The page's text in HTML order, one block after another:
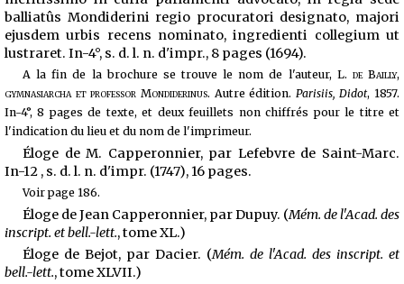
balliatûs Mondiderini regio procuratori designato, majori
ejusdem urbis recens nominato, ingredienti collegium ut
lustraret. In-4°, s. d. l. n. d'impr., 8 pages (1694).
A la fin de la brochure se trouve le nom de l'auteur, L. de Bailly,
gymnasiarcha et professor Mondiderinus. Autre édition. Parisiis, Didot, 1857.
In-4°, 8 pages de texte, et deux feuillets non chiffrés pour le titre et
l'indication du lieu et du nom de l'imprimeur.
Éloge de M. Capperonnier, par Lefebvre de Saint-Marc.
In-12 , s. d. l. n. d'impr. (1747), 16 pages.
Voir page 186.
Éloge de Jean Capperonnier, par Dupuy. (Mém. de l'Acad. des
inscript. et bell.-lett., tome XL.)
Éloge de Bejot, par Dacier. (Mém. de l'Acad. des inscript. et
bell.-lett., tome XLVII.)